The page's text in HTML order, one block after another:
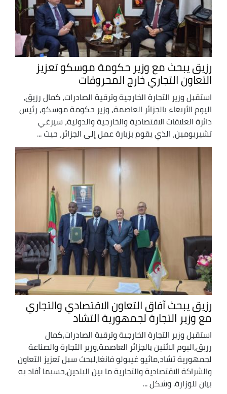
رزيق يبحث مع وزير حكومة موسكو تعزيز
التعاون التجاري خارج المحروقات
استقبل وزير التجارة الخارجية وترقية الصادرات، كمال رزيق،
اليوم الأربعاء بالجزائر العاصمة، وزير حكومة موسكو، رئيس
دائرة العلاقات الاقتصادية والخارجية والدولية، سيرغي
تشيريومين، الذي يقوم بزيارة عمل إلى الجزائر، حيث ...
رزيق يبحث آفاق التعاون الاقتصادي والتجاري
مع وزير التجارة لجمهورية التشاد
استقبل وزير التجارة الخارجية وترقية الصادرات،كمال
رزيق،اليوم الاثنين بالجزائر العاصمة،وزير التجارة والصناعة
لجمهورية تشاد،ماثيو غيبولو فانغا،لبحث سبل تعزيز التعاون
والشراكة الاقتصادية والتجارية ما بين البلدين،حسبما أفاد به
بيان للوزارة. وشكل ...